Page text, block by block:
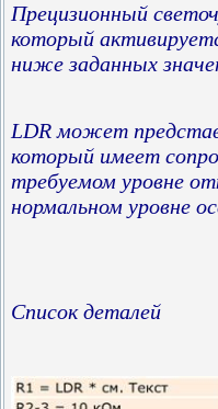
Прецизионный
который
ниже заданных
LDR может
который имеет
требуемом уровне
нормальном уровне
Список деталей